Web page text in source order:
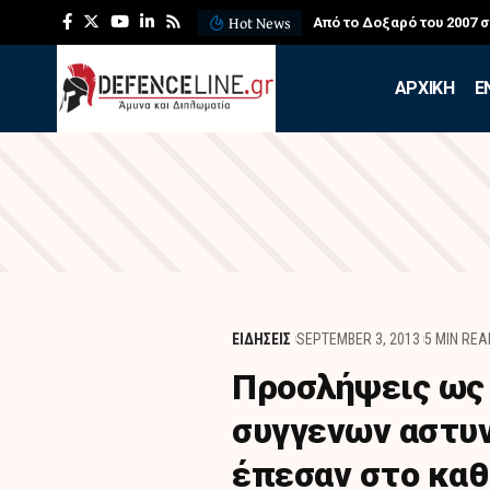
Hot News Από το Δοξαρό του 2007
APXIKH
ΕΙΔΗΣΕΙΣ SEPTEMBER 3, 2013 5 MIN
Προσλήψεις
συγγενων
έπεσαν στο